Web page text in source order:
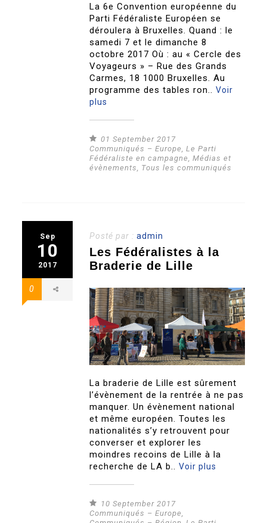
La 6e Convention européenne du
Parti Fédéraliste Européen se
déroulera à Bruxelles. Quand : le
samedi 7 et le dimanche 8
octobre 2017 Où : au « Cercle des
Voyageurs » – Rue des Grands
Carmes, 18 1000 Bruxelles. Au
programme des tables ron..Voir
plus
01 September 2017
Communiqués – Europe ,Le Parti
Fédéraliste en campagne ,Médias et
évènements
Tous les communiqués
Sep
10
2017
0
Posté par :admin
Les Fédéralistes à la
Braderie de Lille
La braderie de Lille est sûrement
l’évènement de la rentrée à ne pas
manquer. Un évènement national
et même européen. Toutes les
nationalités s’y retrouvent pour
converser et explorer les
moindres recoins de Lille à la
recherche de LA b..Voir plus
10 September 2017
Communiqués – Europe